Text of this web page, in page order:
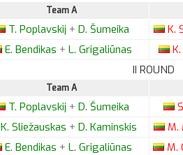
Team A
T. Poplavskij + D. Šumeika K.
E. Bendikas + L. Grigaliūnas K.
II ROUND
Team A
T. Poplavskij + D. Šumeika
K. Sliežauskas + D. Kaminskis M.
E. Bendikas + L. Grigaliūnas M.